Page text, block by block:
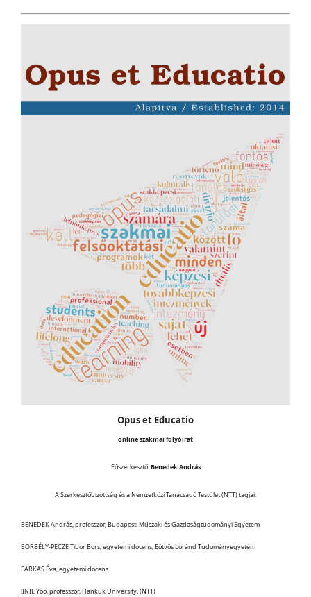
Opus et Educatio
online szakmai folyóirat
Főszerkesztő:Benedek András
A Szerkesztőbizottság és a Nemzetközi Tanácsadó Testület (NTT) tagjai:
BENEDEK András, professzor, Budapesti Műszaki és Gazdaságtudományi Egyetem
BORBÉLY-PECZE Tibor Bors, egyetemi docens, Eötvös Loránd Tudományegyetem
FARKAS Éva, egyetemi docens
JINIL Yoo, professzor, Hankuk University, (NTT)